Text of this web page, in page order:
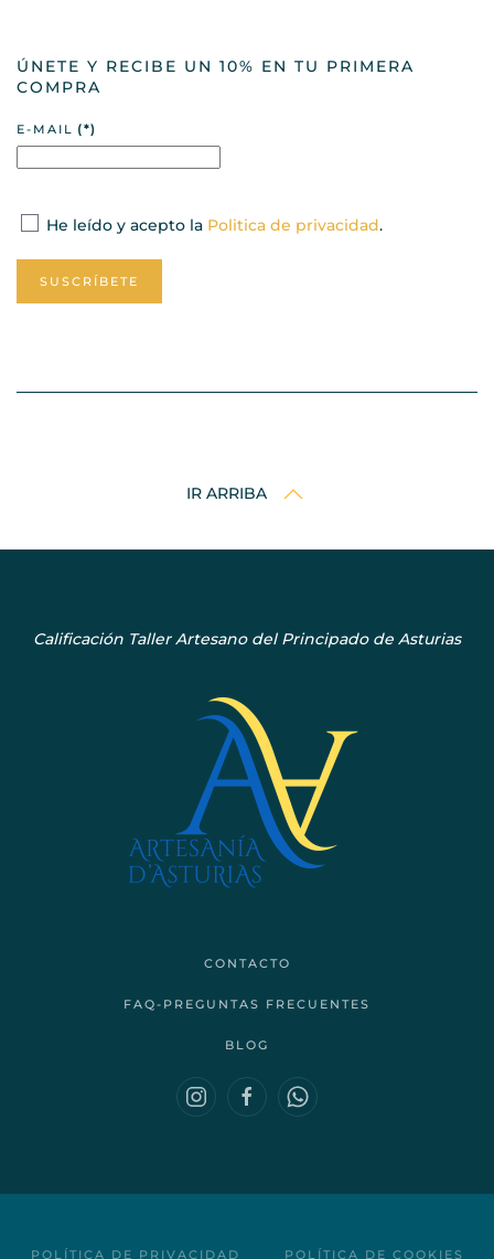
ÚNETE Y RECIBE UN 10% EN TU PRIMERA
COMPRA
E-MAIL (*)
He leído y acepto la Politica de privacidad.
SUSCRÍBETE
IR ARRIBA
Calificación Taller Artesano del Principado de Asturias
CONTACTO
FAQ-PREGUNTAS FRECUENTES
BLOG
POLÍTICA DE PRIVACIDAD POLÍTICA DE COOKIES